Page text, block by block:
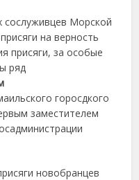
сослуживцев Морской
на верность
присяги, за особые
ряд
горосдкого
заместителем
новобранцев